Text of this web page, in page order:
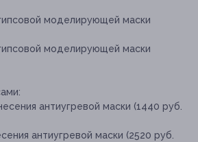
моделирующей маски
моделирующей маски
антиугревой маски (1440 руб.
антиугревой маски (2520 руб.